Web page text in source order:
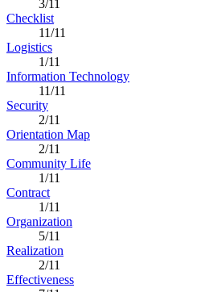
3/11
Checklist
11/11
Logistics
1/11
Information Technology
11/11
Security
2/11
Orientation Map
2/11
Community Life
1/11
Contract
1/11
Organization
5/11
Realization
2/11
Effectiveness